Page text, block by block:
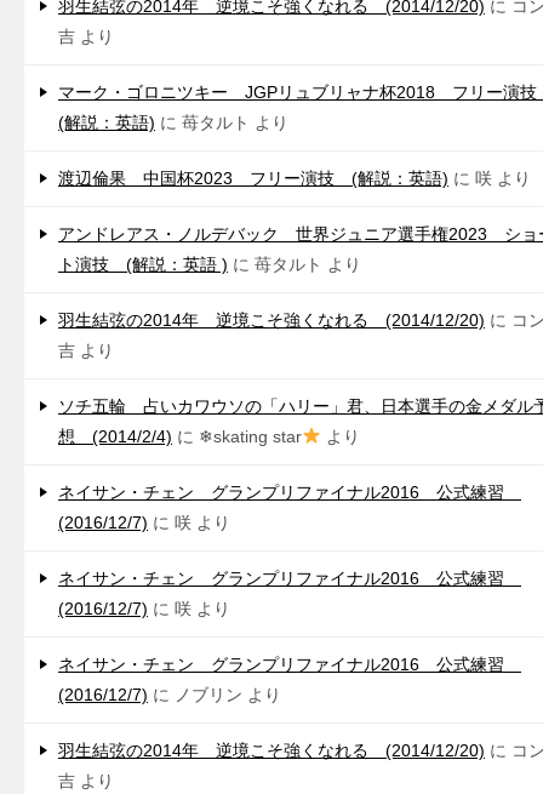
羽生結弦の2014年 逆境こそ強くなれる (2014/12/20) に コ
吉 より
マーク・ゴロニツキー JGPリュブリャナ杯2018 フリー演
(解説：英語) に 苺タルト より
渡辺倫果 中国杯2023 フリー演技 (解説：英語) に 咲 より
アンドレアス・ノルデバック 世界ジュニア選手権2023 ショ
ト演技 (解説：英語 ) に 苺タルト より
羽生結弦の2014年 逆境こそ強くなれる (2014/12/20) に コ
吉 より
ソチ五輪 占いカワウソの「ハリー」君、日本選手の金メダル
想 (2014/2/4) に ❄skating star より
ネイサン・チェン グランプリファイナル2016 公式練習
(2016/12/7) に 咲 より
ネイサン・チェン グランプリファイナル2016 公式練習
(2016/12/7) に 咲 より
ネイサン・チェン グランプリファイナル2016 公式練習
(2016/12/7) に ノブリン より
羽生結弦の2014年 逆境こそ強くなれる (2014/12/20) に コ
吉 より